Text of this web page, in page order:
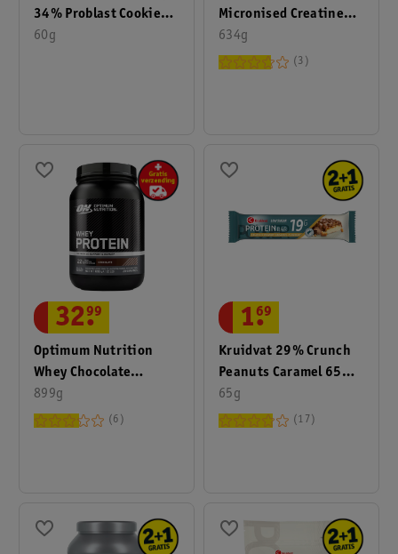
34% Problast Cookies
Caramel 60 Gram
60g
Micronised Creatine
Powder
634g
3
Optimum Nutrition
Whey Chocolate
Protein Powder
899g
32.
99
6
Kruidvat 29% Crunch
Peanuts Caramel 65
Gram
65g
1.
69
17